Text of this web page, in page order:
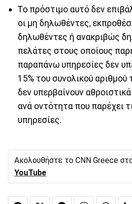
Το πρόστιμο αυτό δεν
οι μη δηλωθέντες,
δηλωθέντες ή ανακριβώς
πελάτες στους οποίους
παραπάνω υπηρεσίες δεν
15% του συνολικού
δεν υπερβαίνουν
ανά οντότητα που παρέχει
υπηρεσίες.
Ακολουθήστε το CNN Greece
YouTube